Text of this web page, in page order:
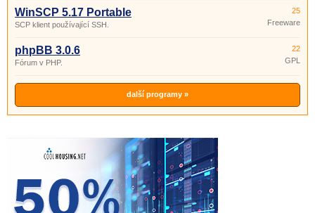
WinSCP 5.17 Portable
SCP klient používající SSH.
25
Freeware
phpBB 3.0.6
Fórum v PHP.
22
GPL
další programy »